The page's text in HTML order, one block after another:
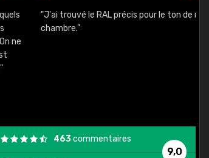
"J'ai trouvé le RAL précis pour le ton de ma
chambre."
9,0
463commentaires